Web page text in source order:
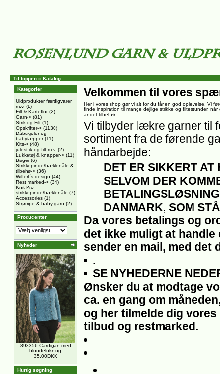
Til toppen » Katalog
Kategorier
Uldprodukter færdigvarer
m.v. (1)
Filt & Karteflor(2)
Garn-> (81)
Strik og Filt (1)
Opskrifter-> (1130)
Dåbskjoler og
babytæpper(11)
Kits-> (48)
julestrik og filt m.v. (2)
Lukketøj & knapper-> (11)
Bøger(6)
Strikkepinde/hæklenåle &
tilbehø-> (36)
Wilfert´s design (44)
Rest marked-> (34)
Knit Pro
strikkepinde/hæklenåle (7)
Accessories (1)
Strømpe & baby garn (2)
Producenter
Nyheder
893356 Cardigan med
blondelukning
35,00DKK
Hurtig søgning
Velkommen til vores
Her i vores shop gør vi alt for du får en god oplevelse. Vi
finde inspiration til mange dejlige strikke og filtestunder,
andet tilbehør.
Vi tilbyder lækre garner til
sortiment fra de førende
håndarbejde:
DET ER SIKKERT
SELVOM DER
DANMARK, SOM
Da vores betalings og
det ikke muligt at
sender en mail, med det
.
SE NYHEDERNE
Ønsker du at modtage
ca. en gang om
og her tilmelde dig
tilbud og restmarked.